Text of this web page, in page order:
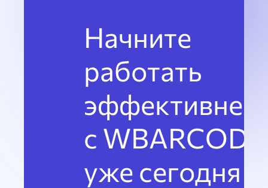
Начните
работать
эффективнее
с WBARCODE
уже сегодня